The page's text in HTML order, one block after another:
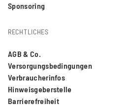
Sponsoring
RECHTLICHES
AGB & Co.
Versorgungsbedingungen
Verbraucherinfos
Hinweisgeberstelle
Barrierefreiheit